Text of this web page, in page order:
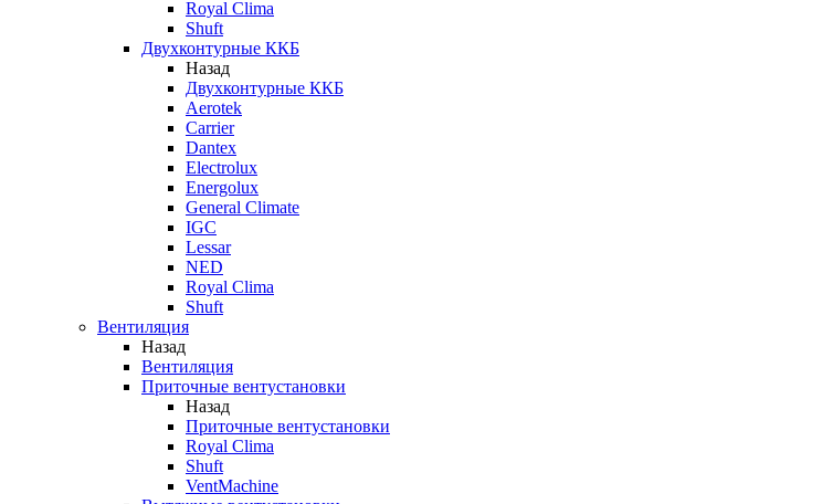
Royal Clima
Shuft
Двухконтурные ККБ
Назад
Двухконтурные ККБ
Aerotek
Carrier
Dantex
Electrolux
Energolux
General Climate
IGC
Lessar
NED
Royal Clima
Shuft
Вентиляция
Назад
Вентиляция
Приточные вентустановки
Назад
Приточные вентустановки
Royal Clima
Shuft
VentMachine